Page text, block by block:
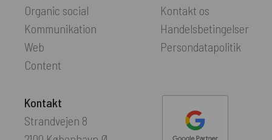
Kontakt
Strandvejen 8
Organic social
Kommunikation
Web
Content
Kontakt os
Handelsbetingelser
Persondatapolitik